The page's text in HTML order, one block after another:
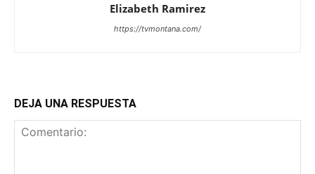
Elizabeth Ramirez
https://tvmontana.com/
DEJA UNA RESPUESTA